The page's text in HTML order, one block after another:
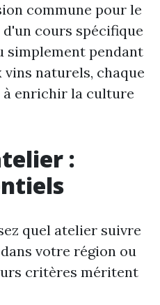
commune pour le
cours spécifique
simplement pendant
vins naturels, chaque
enrichir la culture
:
quel atelier suivre
votre région ou
critères méritent